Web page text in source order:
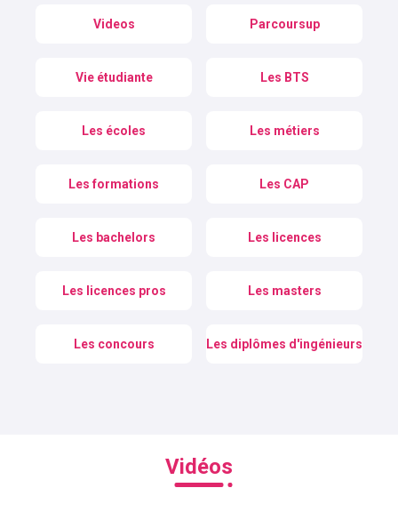
Videos Parcoursup
Vie étudiante Les BTS
Les écoles Les métiers
Les formations Les CAP
Les bachelors Les licences
Les licences pros Les masters
Les concours Les diplômes d'ingénieurs
Vidéos